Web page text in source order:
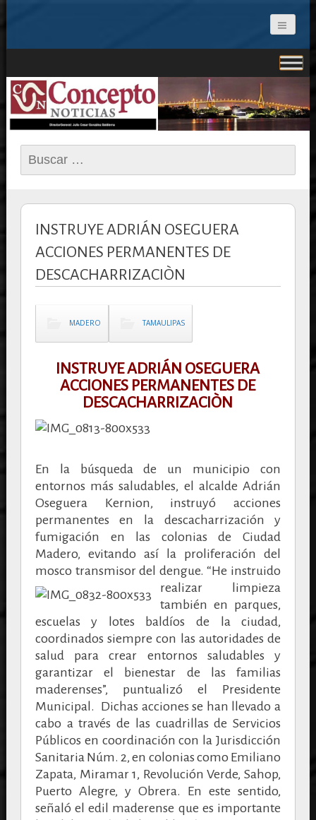
CONCEPTO NOTICIAS
Buscar:
INSTRUYE ADRIÁN OSEGUERA
ACCIONES PERMANENTES DE
DESCACHARRIZACIÒN
MADERO TAMAULIPAS
INSTRUYE ADRIÁN OSEGUERA
ACCIONES PERMANENTES DE
DESCACHARRIZACIÒN
En la búsqueda de un municipio con
entornos más saludables, el alcalde Adrián
Oseguera Kernion, instruyó acciones
permanentes en la descacharrización y
fumigación en las colonias de Ciudad
Madero, evitando así la proliferación del
mosco transmisor del dengue. “He instruido
realizar limpieza
también en parques,
escuelas y lotes baldíos de la ciudad,
coordinados siempre con las autoridades de
salud para crear entornos saludables y
garantizar el bienestar de las familias
maderenses”, puntualizó el Presidente
Municipal. Dichas acciones se han llevado a
cabo a través de las cuadrillas de Servicios
Públicos en coordinación con la Jurisdicción
Sanitaria Núm. 2, en colonias como Emiliano
Zapata, Miramar 1, Revolución Verde, Sahop,
Puerto Alegre, y Obrera. En este sentido,
señaló el edil maderense que es importante